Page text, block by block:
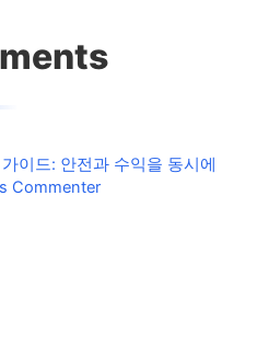
이드: 안전과 수익을 동시에
Commenter